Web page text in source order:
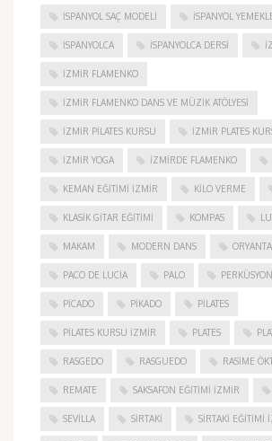
İSPANYOL SAÇ MODELI İSPANYOL
İSPANYOLCA İSPANYOLCA DERSI
IZMIR FLAMENKO
İZMIR FLAMENKO DANS VE MÜZIK ATÖLYESI
İZMIR PILATES KURSU İZMIR PLATES
İZMIR YOGA IZMIRDE FLAMENKO
KEMAN EĞITIMI İZMIR KILO VERME
KLASIK GITAR EĞITIMI KOMPAS
MAKAM MODERN DANS
PACO DE LUCIA PALO
PICADO PIKADO PILATES
PILATES KURSU İZMIR PLATES
RASGEDO RASGUEDO RASIME
REMATE SAKSAFON EĞITIMI İZMIR
SEVILLA SIRTAKI SIRTAKI EĞITIMI